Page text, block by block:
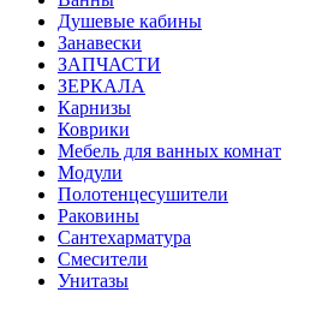
Душевые кабины
Занавески
ЗАПЧАСТИ
ЗЕРКАЛА
Карнизы
Коврики
Мебель для ванных комнат
Модули
Полотенцесушители
Раковины
Сантехарматура
Смесители
Унитазы